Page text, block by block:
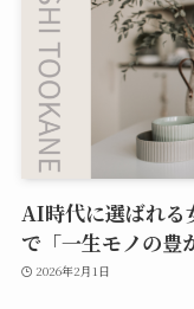
AI時代に選ばれる
で「一生モノの豊
2026年2月1日